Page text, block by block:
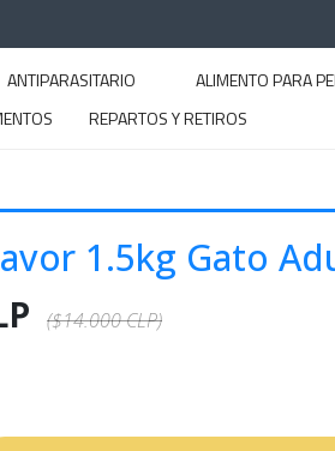
ANTIPARASITARIO
ALIMENTO PARA
REPARTOS Y RETIROS
1.5kg Gato
($14.000 CLP)